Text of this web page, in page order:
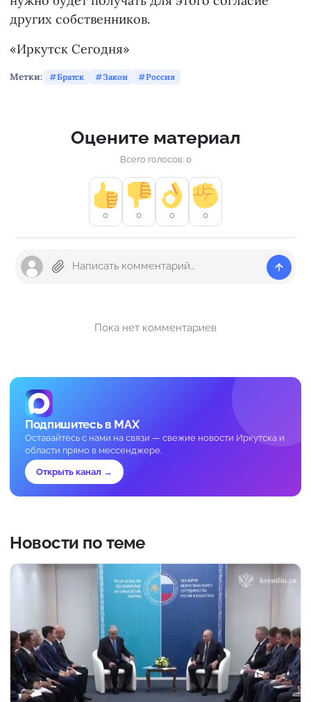
других собственников.
«Иркутск Сегодня»
Метки: Братск Закон Россия
Оцените материал
Всего голосов: 0
0 0 0 0
Пока нет комментариев
Подпишитесь в MAX
Оставайтесь с нами на связи — свежие новости Иркутска и
области прямо в мессенджере.
Открыть канал →
Новости по теме